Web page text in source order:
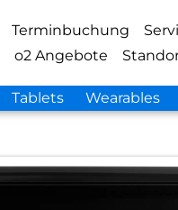
Terminbuchung
o2 Angebote
Tablets Wearables